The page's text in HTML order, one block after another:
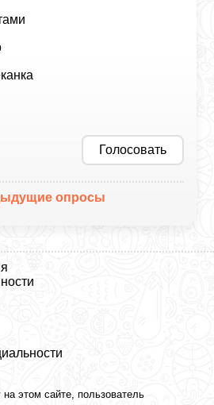
Голосовать
опросы
этом сайте, пользователь